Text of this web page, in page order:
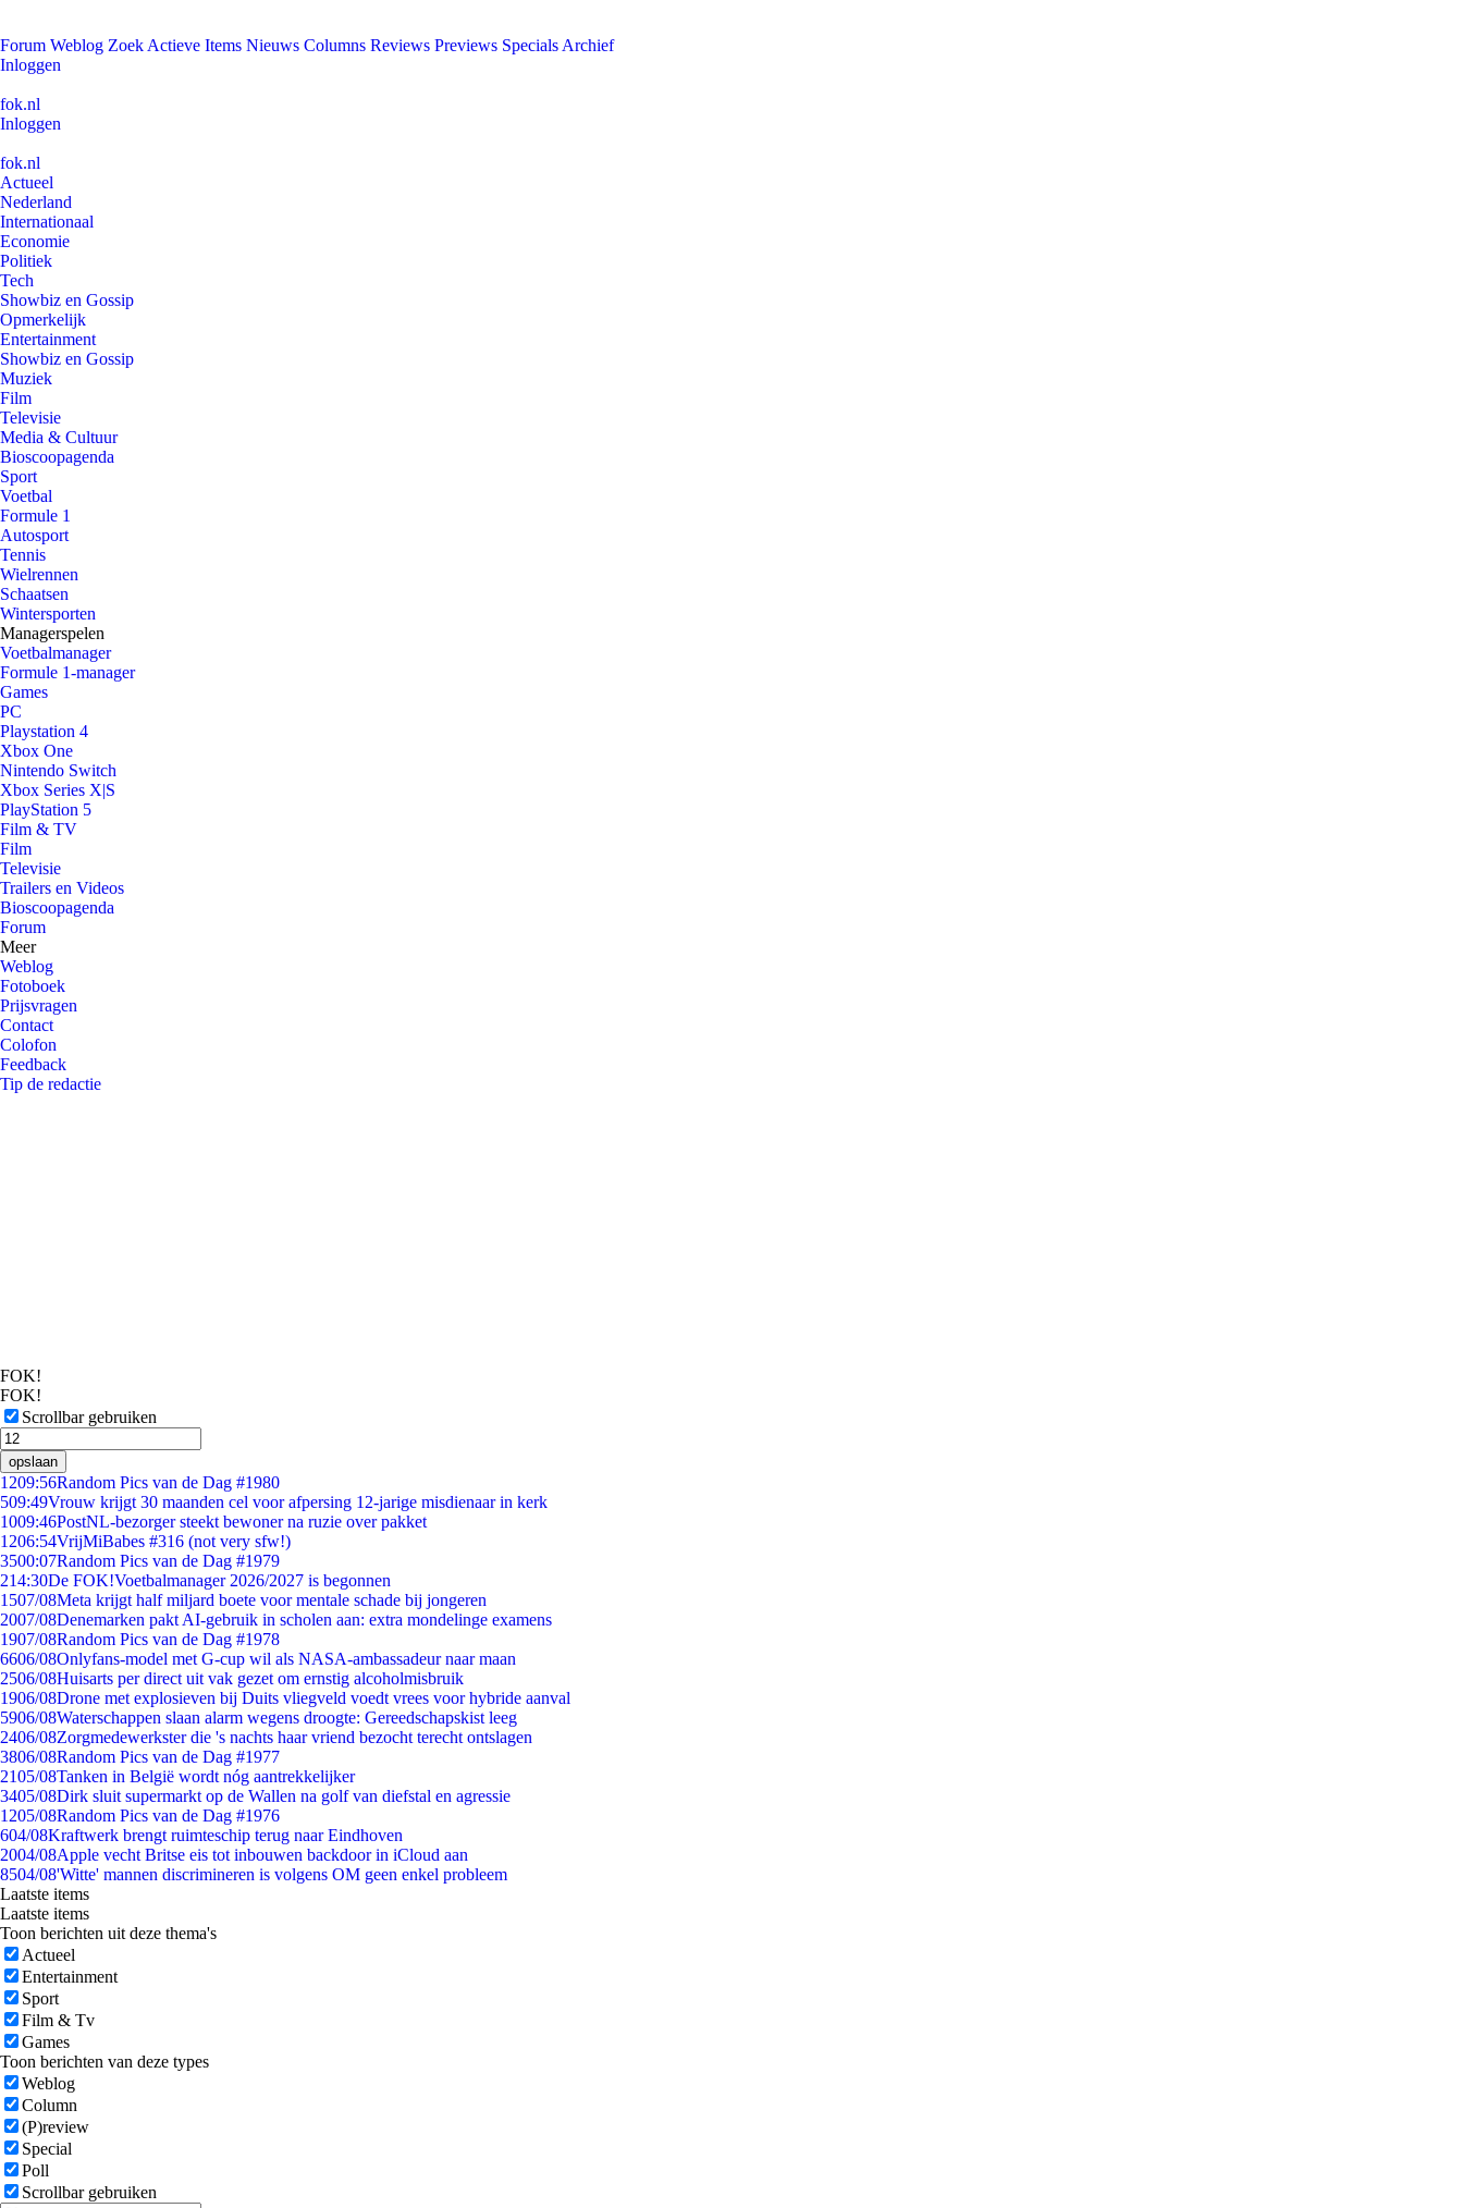
Forum Weblog Zoek Actieve Items Nieuws Columns Reviews Previews Specials Archief
Inloggen
fok.nl
Inloggen
fok.nl
Actueel
Nederland
Internationaal
Economie
Politiek
Tech
Showbiz en Gossip
Opmerkelijk
Entertainment
Showbiz en Gossip
Muziek
Film
Televisie
Media & Cultuur
Bioscoopagenda
Sport
Voetbal
Formule 1
Autosport
Tennis
Wielrennen
Schaatsen
Wintersporten
Managerspelen
Voetbalmanager
Formule 1-manager
Games
PC
Playstation 4
Xbox One
Nintendo Switch
Xbox Series X|S
PlayStation 5
Film & TV
Film
Televisie
Trailers en Videos
Bioscoopagenda
Forum
Meer
Weblog
Fotoboek
Prijsvragen
Contact
Colofon
Feedback
Tip de redactie
FOK!
FOK!
Scrollbar gebruiken
opslaan
1209:56Random Pics van de Dag #1980
509:49Vrouw krijgt 30 maanden cel voor afpersing 12-jarige misdienaar in kerk
1009:46PostNL-bezorger steekt bewoner na ruzie over pakket
1206:54VrijMiBabes #316 (not very sfw!)
3500:07Random Pics van de Dag #1979
214:30De FOK!Voetbalmanager 2026/2027 is begonnen
1507/08Meta krijgt half miljard boete voor mentale schade bij jongeren
2007/08Denemarken pakt AI-gebruik in scholen aan: extra mondelinge examens
1907/08Random Pics van de Dag #1978
6606/08Onlyfans-model met G-cup wil als NASA-ambassadeur naar maan
2506/08Huisarts per direct uit vak gezet om ernstig alcoholmisbruik
1906/08Drone met explosieven bij Duits vliegveld voedt vrees voor hybride aanval
5906/08Waterschappen slaan alarm wegens droogte: Gereedschapskist leeg
2406/08Zorgmedewerkster die 's nachts haar vriend bezocht terecht ontslagen
3806/08Random Pics van de Dag #1977
2105/08Tanken in België wordt nóg aantrekkelijker
3405/08Dirk sluit supermarkt op de Wallen na golf van diefstal en agressie
1205/08Random Pics van de Dag #1976
604/08Kraftwerk brengt ruimteschip terug naar Eindhoven
2004/08Apple vecht Britse eis tot inbouwen backdoor in iCloud aan
8504/08'Witte' mannen discrimineren is volgens OM geen enkel probleem
Laatste items
Laatste items
Toon berichten uit deze thema's
Actueel
Entertainment
Sport
Film & Tv
Games
Toon berichten van deze types
Weblog
Column
(P)review
Special
Poll
Scrollbar gebruiken